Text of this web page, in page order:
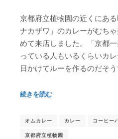
京都府立植物園の近くにあ
ナカザワ」のカレーがむち
めて来店しました。「京都
っている人もいるくらいカ
日かけてルーを作るのだそ
続きを読む
オムカレー カレー コーヒー
京都府立植物園